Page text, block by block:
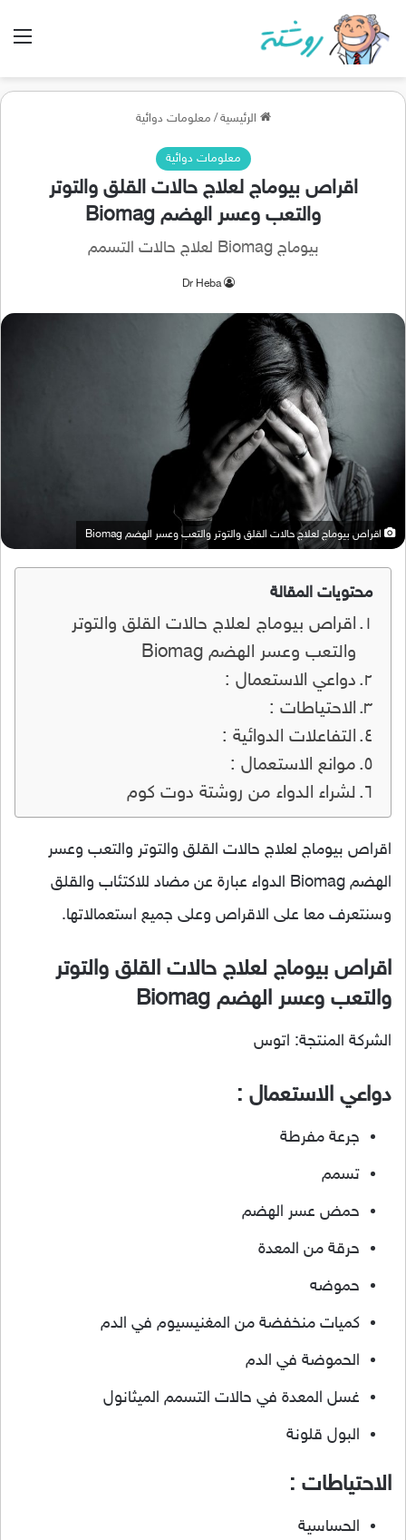
الرئيسية / معلومات دوائية
معلومات دوائية
اقراص بيوماج لعلاج حالات القلق والتوتر
والتعب وعسر الهضم Biomag
بيوماج Biomag لعلاج حالات التسمم
Dr Heba
اقراص بيوماج لعلاج حالات القلق والتوتر والتعب وعسر الهضم Biomag
محتويات المقالة
اقراص بيوماج لعلاج حالات القلق والتوتر
والتعب وعسر الهضم Biomag
دواعي الاستعمال :
الاحتياطات :
التفاعلات الدوائية :
موانع الاستعمال :
لشراء الدواء من روشتة دوت كوم
اقراص بيوماج لعلاج حالات القلق والتوتر والتعب وعسر
الهضم Biomag الدواء عبارة عن مضاد للاكتئاب والقلق
وسنتعرف معا على الاقراص وعلى جميع استعمالاتها.
اقراص بيوماج لعلاج حالات القلق والتوتر
والتعب وعسر الهضم Biomag
الشركة المنتجة: اتوس
دواعي الاستعمال :
جرعة مفرطة
تسمم
حمض عسر الهضم
حرقة من المعدة
حموضه
كميات منخفضة من المغنيسيوم في الدم
الحموضة في الدم
غسل المعدة في حالات التسمم الميثانول
البول قلونة
الاحتياطات :
الحساسية